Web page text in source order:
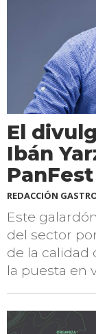
El
Ibán
REDACCIÓN
Este
del sector
de la calidad
la puesta en